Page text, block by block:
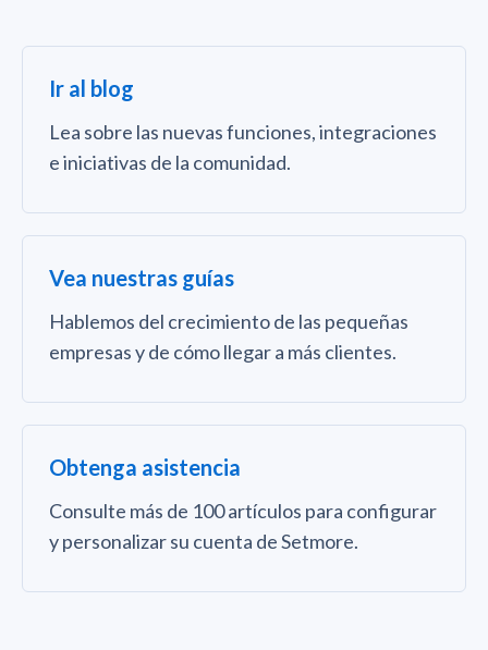
Ir al blog
Lea sobre las nuevas funciones, integraciones
e iniciativas de la comunidad.
Vea nuestras guías
Hablemos del crecimiento de las pequeñas
empresas y de cómo llegar a más clientes.
Obtenga asistencia
Consulte más de 100 artículos para configurar
y personalizar su cuenta de Setmore.